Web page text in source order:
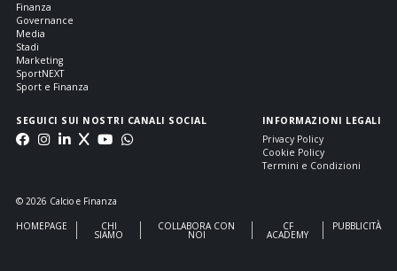
Finanza
Governance
Media
Stadi
Marketing
SportNEXT
Sport e Finanza
SEGUICI SUI NOSTRI CANALI SOCIAL
INFORMAZIONI LEGALI
Privacy Policy
Cookie Policy
Termini e Condizioni
© 2026 Calcio e Finanza
HOMEPAGE
CHI
SIAMO
COLLABORA CON
NOI
CF
ACADEMY
PUBBLICITÀ